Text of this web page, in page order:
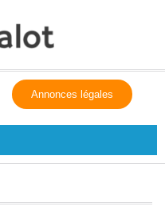
Annonces légales